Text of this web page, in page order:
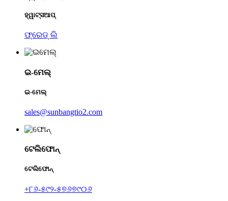
ହ୍ୱାଟ୍ସଆପ୍
ଫ୍ରେଡ୍ ଲି
ଇ-ମେଲ୍
ଇ-ମେଲ୍
sales@sunbangtio2.com
ଟେଲିଫୋନ୍
ଟେଲିଫୋନ୍
+୮୬-୫୯୨-୫୭୬୭୯୦୬